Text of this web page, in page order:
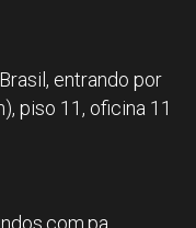
entrando por
piso 11, oficina 11